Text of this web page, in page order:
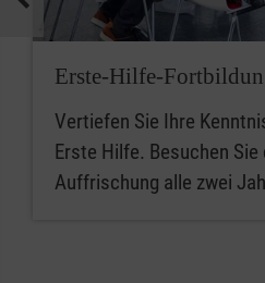
Erste-Hilfe-
Vertiefen Sie Ihre
Erste Hilfe. Besuchen Sie
Auffrischung alle zwei